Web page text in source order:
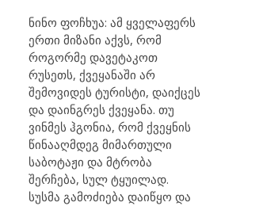
ნინო ფოჩხუა: ამ ყველაფერს
ერთი მიზანი აქვს, რომ
როგორმე დავეტაკოთ
რუსეთს, ქვეყანაში არ
შემოვიდეს ტურისტი, დაიქცეს
და დაინგრეს ქვეყანა. თუ
ვინმეს ჰგონია, რომ ქვეყნის
წინააღმდეგ მიმართული
საბოტაჟი და მტრობა
შერჩება, სულ ტყუილად.
სუსმა გამოძიება დაიწყო და